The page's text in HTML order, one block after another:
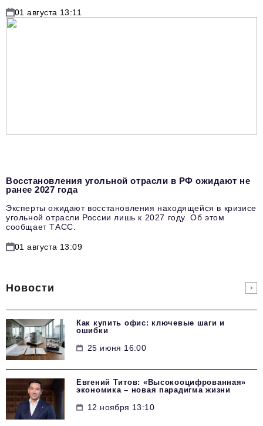
01 августа 13:11
Восстановления угольной отрасли в РФ ожидают не
ранее 2027 года
Эксперты ожидают восстановления находящейся в кризисе
угольной отрасли России лишь к 2027 году. Об этом
сообщает ТАСС.
01 августа 13:09
Новости
Как купить офис: ключевые шаги и
ошибки
25 июня 16:00
Евгений Титов: «Высокооцифрованная»
экономика – новая парадигма жизни
12 ноября 13:10